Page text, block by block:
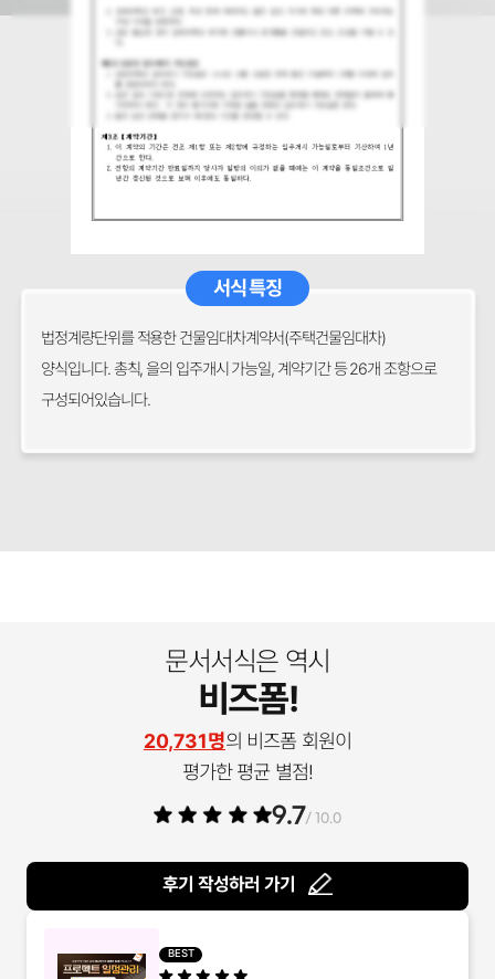
서식 특징
법정계량단위를 적용한 건물임대차계약서(주택건물임대차)
양식입니다. 총칙, 을의 입주개시 가능일, 계약기간 등 26개 조항으로
구성되어있습니다.
문서서식은 역시
비즈폼!
20,731명의 비즈폼 회원이
평가한 평균 별점!
9.7/ 10.0
후기 작성하러 가기
BEST